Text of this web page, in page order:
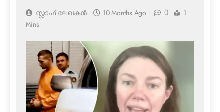
സ്റ്റാഫ് ലേഖകൻ 10 Months Ago 0
1
Mins